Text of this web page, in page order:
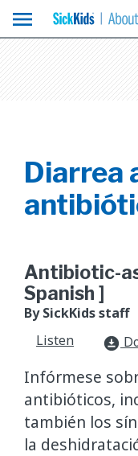
menu
Diarrea
Antibiotic-
Spanish ]
By SickKids staff
Listen
download_for_offline
Infórmese
antibióticos,
también los
la